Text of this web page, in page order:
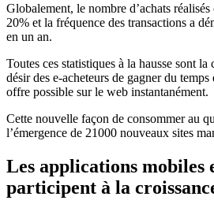
Globalement, le nombre d’achats réalisés
20% et la fréquence des transactions a
en un an.
Toutes ces statistiques à la hausse sont la
désir des e-acheteurs de gagner du
offre possible sur le web instantanément.
Cette nouvelle façon de consommer au
l’émergence de 21000 nouveaux sites
Les applications mobiles
participent à la